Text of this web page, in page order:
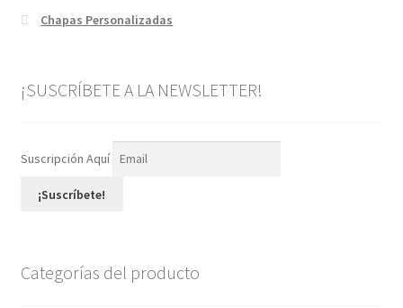
Chapas Personalizadas
¡SUSCRÍBETE A LA NEWSLETTER!
Suscripción Aquí
¡Suscríbete!
Categorías del producto